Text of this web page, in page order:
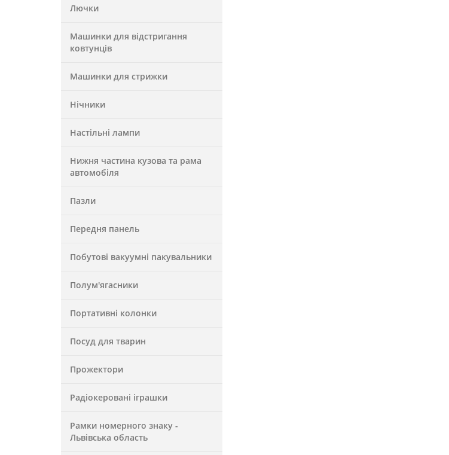
Лючки
Машинки для відстригання
ковтунців
Машинки для стрижки
Нічники
Настільні лампи
Нижня частина кузова та рама
автомобіля
Пазли
Передня панель
Побутові вакуумні пакувальники
Полум'ягасники
Портативні колонки
Посуд для тварин
Прожектори
Радіокеровані іграшки
Рамки номерного знаку -
Львівська область